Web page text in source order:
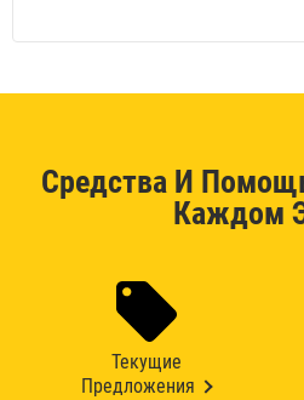
Средства И
Каждом
Текущие
Предложения